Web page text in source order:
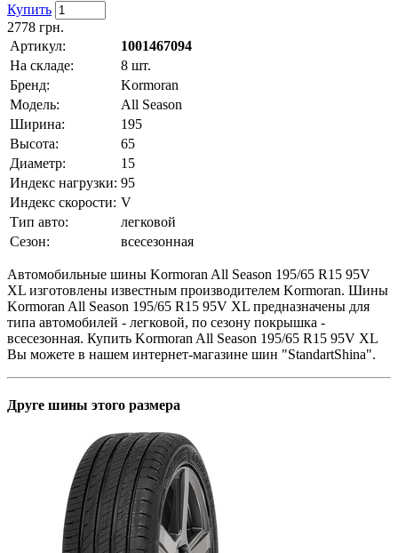
Купить
2778 грн.
Артикул:
1001467094
На складе:
8 шт.
Бренд:
Kormoran
Модель:
All Season
Ширина:
195
Высота:
65
Диаметр:
15
Индекс нагрузки: 95
Индекс скорости: V
Тип авто:
легковой
Сезон:
всесезонная
Автомобильные шины Kormoran All Season 195/65 R15 95V
XL изготовлены известным производителем Kormoran. Шины
Kormoran All Season 195/65 R15 95V XL предназначены для
типа автомобилей - легковой, по сезону покрышка -
всесезонная. Купить Kormoran All Season 195/65 R15 95V XL
Вы можете в нашем интернет-магазине шин "StandartShina".
Друге шины этого размера